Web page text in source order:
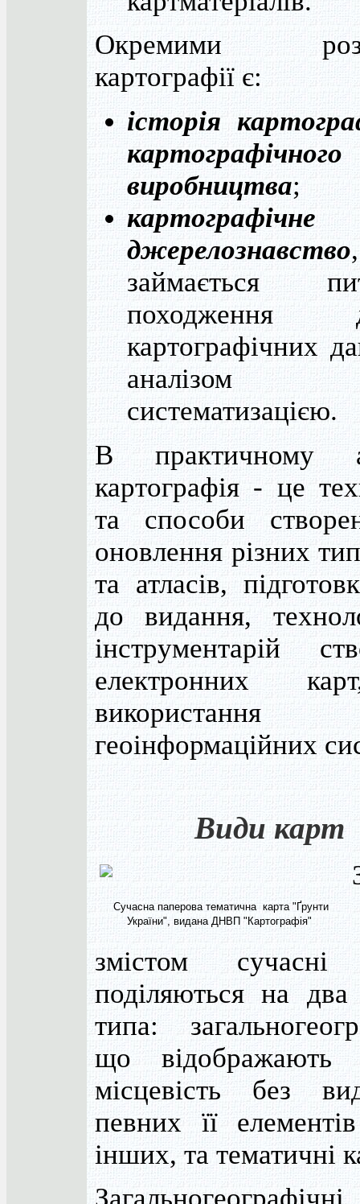
Окремими
картографії є:
історія
картографічного
виробництва;
картографічне
джерелознавство
займається
походження
картографічних
систематизацією.
В практичному
картографія - це
та способи
оновлення різних
та атласів,
до видання,
інструментарій
електронних
геоінформаційних
Види карт
Сучасна паперова тематична карта "Ґрунти
України", видана ДНВП "Картографія"
змістом сучасні
поділяються на два
типа:
що відображають
місцевість без
певних її
інших, та тематичні